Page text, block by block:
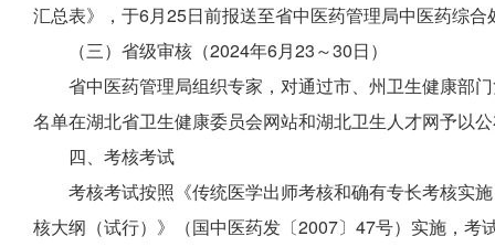
汇总表》，于6月25日前报送至省中医药管理局中医药综合
（三）省级审核（2024年6月23～30日）
省中医药管理局组织专家，对通过市、州卫生健康部
名单在湖北省卫生健康委员会网站和湖北卫生人才网予以
四、考核考试
考核考试按照《传统医学出师考核和确有专长考核实
核大纲（试行）》（国中医药发〔2007〕47号）实施，考